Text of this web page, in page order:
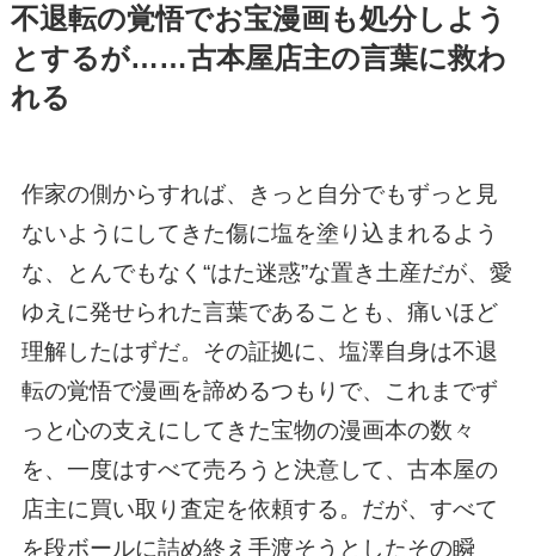
不退転の覚悟でお宝漫画も処分しよう
とするが……古本屋店主の言葉に救わ
れる
作家の側からすれば、きっと自分でもずっと見
ないようにしてきた傷に塩を塗り込まれるよう
な、とんでもなく“はた迷惑”な置き土産だが、愛
ゆえに発せられた言葉であることも、痛いほど
理解したはずだ。その証拠に、塩澤自身は不退
転の覚悟で漫画を諦めるつもりで、これまでず
っと心の支えにしてきた宝物の漫画本の数々
を、一度はすべて売ろうと決意して、古本屋の
店主に買い取り査定を依頼する。だが、すべて
を段ボールに詰め終え手渡そうとしたその瞬